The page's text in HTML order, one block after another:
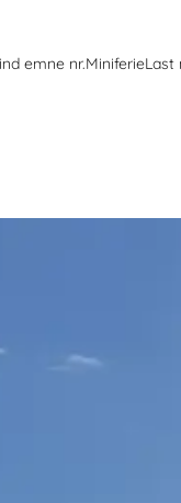
emne nr.MiniferieLast